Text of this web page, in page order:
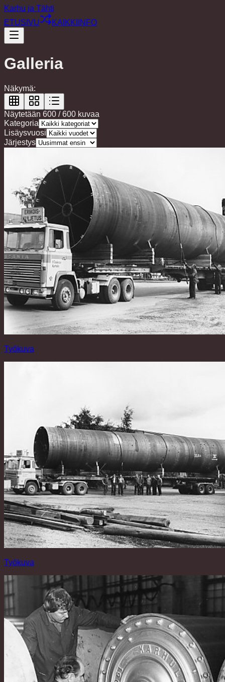
Karhu ja Tähti
ETUSIVU
KAIKKI INFO
Galleria
Näkymä:
Näytetään 600 /600 kuvaa
Kategoria
Lisäysvuosi
Järjestys
Työkuva
Työkuva